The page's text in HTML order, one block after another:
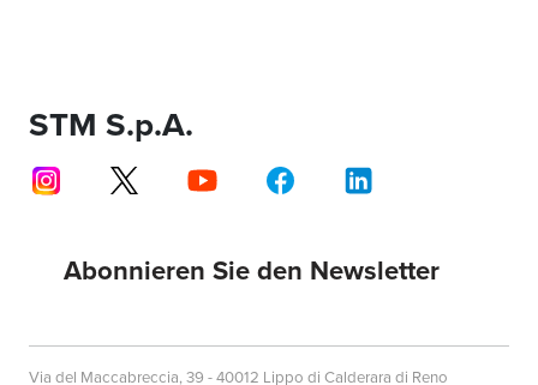
STM S.p.A.
Abonnieren Sie den Newsletter
Via del Maccabreccia, 39 - 40012 Lippo di Calderara di Reno